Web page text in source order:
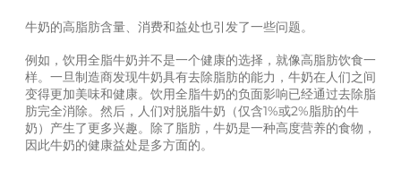
牛奶的高脂肪含量、消费和益处也引发了一些问题。
例如，饮用全脂牛奶并不是一个健康的选择，就像高脂肪饮食一
样。一旦制造商发现牛奶具有去除脂肪的能力，牛奶在人们之间
变得更加美味和健康。饮用全脂牛奶的负面影响已经通过去除脂
肪完全消除。然后，人们对脱脂牛奶（仅含1%或2%脂肪的牛
奶）产生了更多兴趣。除了脂肪，牛奶是一种高度营养的食物，
因此牛奶的健康益处是多方面的。